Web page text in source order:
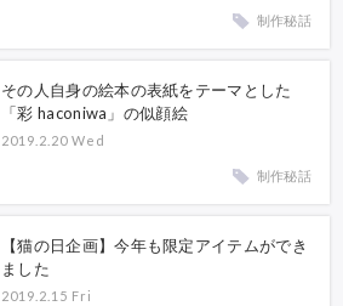
制作秘話
その人自身の絵本の表紙をテーマとした
「彩 haconiwa」の似顔絵
2019.2.20 Wed
制作秘話
【猫の日企画】今年も限定アイテムができ
ました
2019.2.15 Fri